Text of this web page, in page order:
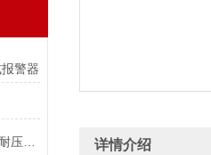
警器
变频串联谐振耐压试验 串联谐振耐压试验装置 详情介绍